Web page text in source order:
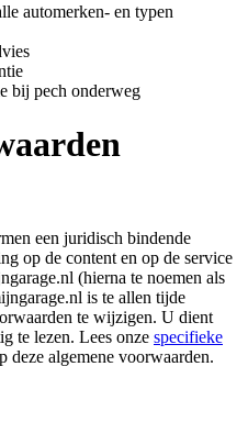
automerken- en typen
bij pech onderweg
een juridisch bindende
op de content en op de service
(hierna te noemen als
is te allen tijde
te wijzigen. U dient
te lezen. Lees onze specifieke
deze algemene voorwaarden.